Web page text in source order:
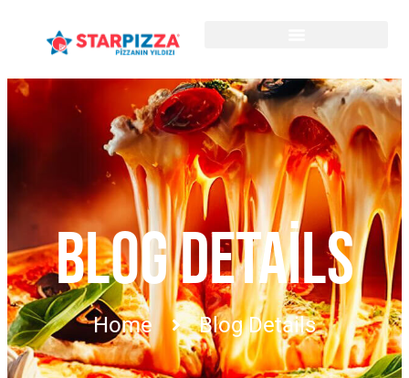
BLOG DETAILS
Home Blog Details